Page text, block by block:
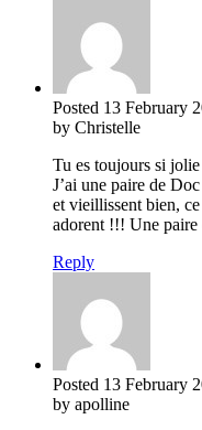
Posted 13 February
by Christelle
Tu es toujours si jolie
J’ai une paire de
et vieillissent bien,
adorent !!! Une paire
Reply
Posted 13 February
by apolline